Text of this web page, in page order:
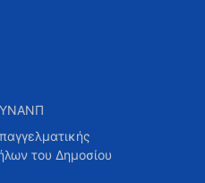
ΥΝΑΝΠ
του Δημοσίου